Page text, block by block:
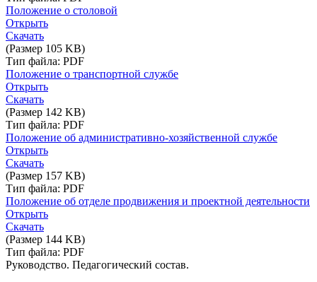
Положение о столовой
Открыть
Скачать
(Размер 105 KB)
Тип файла: PDF
Положение о транспортной службе
Открыть
Скачать
(Размер 142 KB)
Тип файла: PDF
Положение об административно-хозяйственной службе
Открыть
Скачать
(Размер 157 KB)
Тип файла: PDF
Положение об отделе продвижения и проектной деятельности
Открыть
Скачать
(Размер 144 KB)
Тип файла: PDF
Руководство. Педагогический состав.